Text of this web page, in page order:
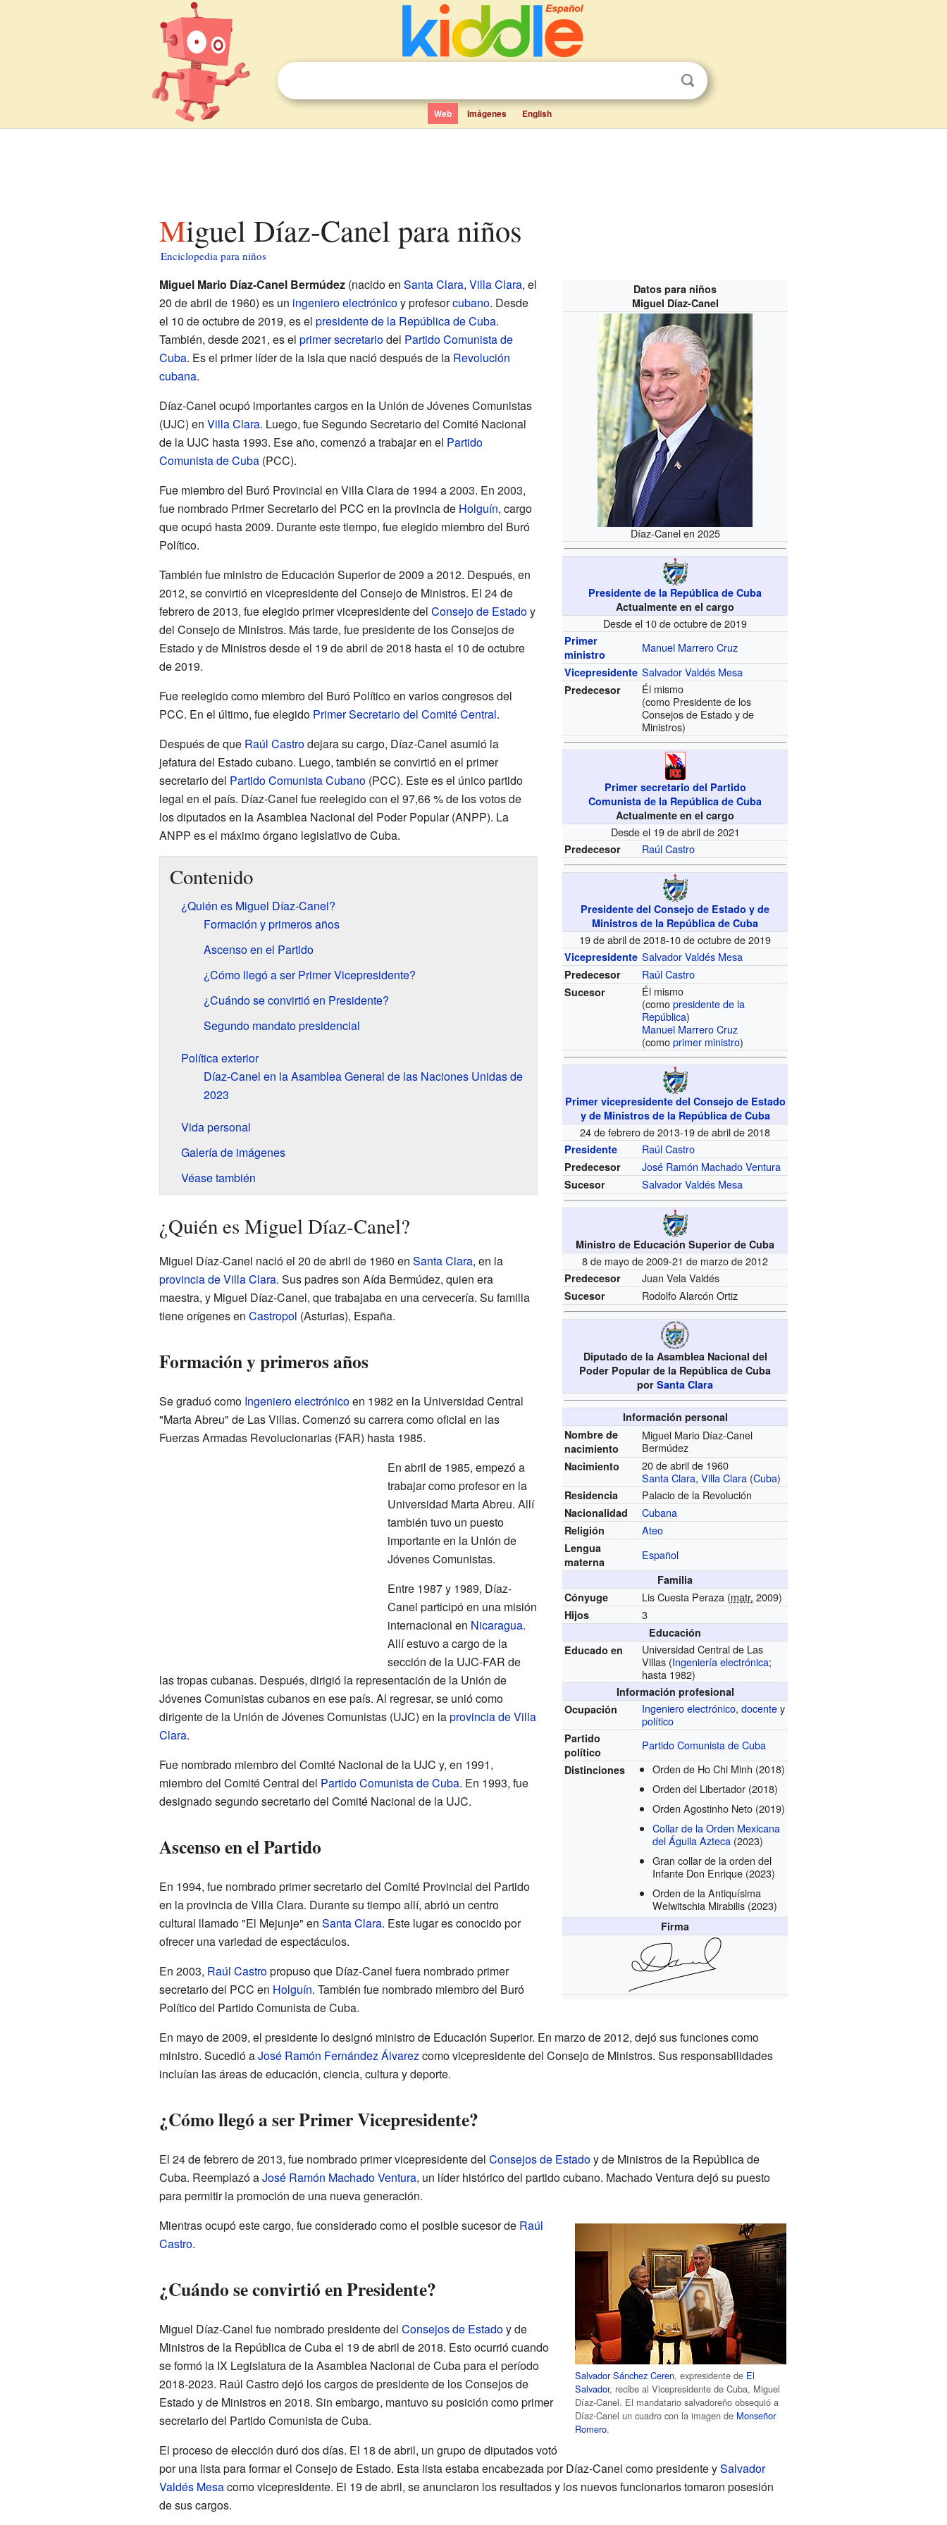
Web Imágenes English
Miguel Díaz-Canel para niños
Enciclopedia para niños
Datos para niños
Miguel Díaz-Canel
Díaz-Canel en 2025
Presidente de la República de Cuba
Actualmente en el cargo
Desde el 10 de octubre de 2019
Primer
ministro
Manuel Marrero Cruz
Vicepresidente Salvador Valdés Mesa
Predecesor
Él mismo
(como Presidente de los
Consejos de Estado y de
Ministros)
Primer secretario del Partido
Comunista de la República de Cuba
Actualmente en el cargo
Desde el 19 de abril de 2021
Predecesor Raúl Castro
Presidente del Consejo de Estado y de
Ministros de la República de Cuba
19 de abril de 2018-10 de octubre de 2019
Vicepresidente Salvador Valdés Mesa
Predecesor Raúl Castro
Sucesor
Él mismo
(comopresidente de la
República)
Manuel Marrero Cruz
(comoprimer ministro)
Primer vicepresidente del Consejo de Estado
y de Ministros de la República de Cuba
24 de febrero de 2013-19 de abril de 2018
Presidente Raúl Castro
Predecesor José Ramón Machado Ventura
Sucesor Salvador Valdés Mesa
Ministro de Educación Superior de Cuba
8 de mayo de 2009-21 de marzo de 2012
Predecesor Juan Vela Valdés
Sucesor Rodolfo Alarcón Ortiz
Diputado de la Asamblea Nacional del
Poder Popular de la República de Cuba
porSanta Clara
Información personal
Nombre de
nacimiento
Miguel Mario Díaz-Canel
Bermúdez
Nacimiento
20 de abril de 1960
Santa Clara,Villa Clara (Cuba)
Residencia Palacio de la Revolución
Nacionalidad Cubana
Religión Ateo
Lengua
materna
Español
Familia
Cónyuge
Lis Cuesta Peraza (matr. 2009)
Hijos 3
Educación
Educado en
Universidad Central de Las
Villas (Ingeniería electrónica;
hasta 1982)
Información profesional
Ocupación
Ingeniero electrónico,docentey
político
Partido
político
Partido Comunista de Cuba
Distinciones Orden de Ho Chi Minh (2018)
Orden del Libertador (2018)
Orden Agostinho Neto (2019)
Collar de la Orden Mexicana
del Águila Azteca (2023)
Gran collar de la orden del
Infante Don Enrique (2023)
Orden de la Antiquísima
Welwitschia Mirabilis (2023)
Firma
Miguel Mario Díaz-Canel Bermúdez(nacido en Santa Clara, Villa Clara, el
20 de abril de 1960) es un ingeniero electrónicoy profesorcubano. Desde
el 10 de octubre de 2019, es el presidente de la República de Cuba.
También, desde 2021, es el primer secretariodel Partido Comunista de
Cuba. Es el primer líder de la isla que nació después de la Revolución
cubana.
Díaz-Canel ocupó importantes cargos en la Unión de Jóvenes Comunistas
(UJC) en Villa Clara. Luego, fue Segundo Secretario del Comité Nacional
de la UJC hasta 1993. Ese año, comenzó a trabajar en el Partido
Comunista de Cuba(PCC).
Fue miembro del Buró Provincial en Villa Clara de 1994 a 2003. En 2003,
fue nombrado Primer Secretario del PCC en la provincia de Holguín, cargo
que ocupó hasta 2009. Durante este tiempo, fue elegido miembro del Buró
Político.
También fue ministro de Educación Superior de 2009 a 2012. Después, en
2012, se convirtió en vicepresidente del Consejo de Ministros. El 24 de
febrero de 2013, fue elegido primer vicepresidente del Consejo de Estadoy
del Consejo de Ministros. Más tarde, fue presidente de los Consejos de
Estado y de Ministros desde el 19 de abril de 2018 hasta el 10 de octubre
de 2019.
Fue reelegido como miembro del Buró Político en varios congresos del
PCC. En el último, fue elegido Primer Secretario del Comité Central.
Después de que Raúl Castrodejara su cargo, Díaz-Canel asumió la
jefatura del Estado cubano. Luego, también se convirtió en el primer
secretario del Partido Comunista Cubano(PCC). Este es el único partido
legal en el país. Díaz-Canel fue reelegido con el 97,66 % de los votos de
los diputados en la Asamblea Nacional del Poder Popular (ANPP). La
ANPP es el máximo órgano legislativo de Cuba.
Contenido
¿Quién es Miguel Díaz-Canel?
Formación y primeros años
Ascenso en el Partido
¿Cómo llegó a ser Primer Vicepresidente?
¿Cuándo se convirtió en Presidente?
Segundo mandato presidencial
Política exterior
Díaz-Canel en la Asamblea General de las Naciones Unidas de
2023
Vida personal
Galería de imágenes
Véase también
¿Quién es Miguel Díaz-Canel?
Miguel Díaz-Canel nació el 20 de abril de 1960 en Santa Clara, en la
provincia de Villa Clara. Sus padres son Aída Bermúdez, quien era
maestra, y Miguel Díaz-Canel, que trabajaba en una cervecería. Su familia
tiene orígenes en Castropol (Asturias), España.
Formación y primeros años
Se graduó como Ingeniero electrónicoen 1982 en la Universidad Central
"Marta Abreu" de Las Villas. Comenzó su carrera como oficial en las
Fuerzas Armadas Revolucionarias (FAR) hasta 1985.
En abril de 1985, empezó a
trabajar como profesor en la
Universidad Marta Abreu. Allí
también tuvo un puesto
importante en la Unión de
Jóvenes Comunistas.
Entre 1987 y 1989, Díaz-
Canel participó en una misión
internacional en Nicaragua.
Allí estuvo a cargo de la
sección de la UJC-FAR de
las tropas cubanas. Después, dirigió la representación de la Unión de
Jóvenes Comunistas cubanos en ese país. Al regresar, se unió como
dirigente de la Unión de Jóvenes Comunistas (UJC) en laprovincia de Villa
Clara.
Fue nombrado miembro del Comité Nacional de la UJC y, en 1991,
miembro del Comité Central del Partido Comunista de Cuba. En 1993, fue
designado segundo secretario del Comité Nacional de la UJC.
Ascenso en el Partido
En 1994, fue nombrado primer secretario del Comité Provincial del Partido
en la provincia de Villa Clara. Durante su tiempo allí, abrió un centro
cultural llamado "El Mejunje" en Santa Clara. Este lugar es conocido por
ofrecer una variedad de espectáculos.
En 2003, Raúl Castropropuso que Díaz-Canel fuera nombrado primer
secretario del PCC en Holguín. También fue nombrado miembro del Buró
Político del Partido Comunista de Cuba.
En mayo de 2009, el presidente lo designó ministro de Educación Superior. En marzo de 2012, dejó sus funciones como
ministro. Sucedió aJosé Ramón Fernández Álvarezcomo vicepresidente del Consejo de Ministros. Sus responsabilidades
incluían las áreas de educación, ciencia, cultura y deporte.
¿Cómo llegó a ser Primer Vicepresidente?
El 24 de febrero de 2013, fue nombrado primer vicepresidente del Consejos de Estadoy de Ministros de la República de
Cuba. Reemplazó aJosé Ramón Machado Ventura, un líder histórico del partido cubano. Machado Ventura dejó su puesto
para permitir la promoción de una nueva generación.
Salvador Sánchez Ceren, expresidente de El
Salvador, recibe al Vicepresidente de Cuba, Miguel
Díaz-Canel. El mandatario salvadoreño obsequió a
Díaz-Canel un cuadro con la imagen de Monseñor
Romero.
Mientras ocupó este cargo, fue considerado como el posible sucesor de Raúl
Castro.
¿Cuándo se convirtió en Presidente?
Miguel Díaz-Canel fue nombrado presidente del Consejos de Estadoy de
Ministros de la República de Cuba el 19 de abril de 2018. Esto ocurrió cuando
se formó la IX Legislatura de la Asamblea Nacional de Cuba para el período
2018-2023. Raúl Castro dejó los cargos de presidente de los Consejos de
Estado y de Ministros en 2018. Sin embargo, mantuvo su posición como primer
secretario del Partido Comunista de Cuba.
El proceso de elección duró dos días. El 18 de abril, un grupo de diputados votó
por una lista para formar el Consejo de Estado. Esta lista estaba encabezada por Díaz-Canel como presidente ySalvador
Valdés Mesacomo vicepresidente. El 19 de abril, se anunciaron los resultados y los nuevos funcionarios tomaron posesión
de sus cargos.